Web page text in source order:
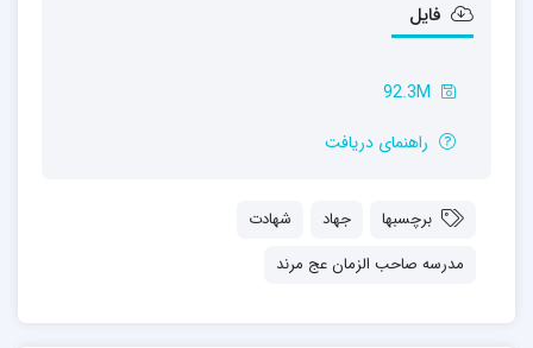
فایل
92.3M
راهنمای دریافت
برچسبها جهاد‎
شهادت
مدرسه صاحب الزمان عج مرند